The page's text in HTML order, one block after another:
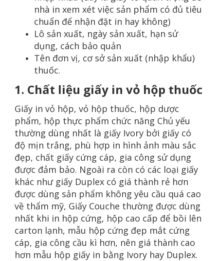
nhà in xem xét việc sản phẩm có đủ tiêu
chuẩn để nhận đặt in hay không)
Lô sản xuất, ngày sản xuất, hạn sử
dụng, cách bảo quản
Tên đơn vị, cơ sở sản xuất (nhập khẩu)
thuốc.
1. Chất liệu giấy in vỏ hộp thuốc
Giấy in vỏ hộp, vỏ hộp thuốc, hộp dược
phẩm, hộp thực phẩm chức năng Chủ yếu
thường dùng nhất là giấy Ivory bởi giấy có
độ mịn trắng, phù hợp in hình ảnh màu sắc
đẹp, chất giấy cứng cáp, gia công sử dụng
được đảm bảo. Ngoài ra còn có các loại giấy
khác như giấy Duplex có giá thành rẻ hơn
được dùng sản phẩm không yêu cầu quá cao
về thẩm mỹ, Giấy Couche thường được dùng
nhất khi in hộp cứng, hộp cao cấp để bồi lên
carton lạnh, mẫu hộp cứng đẹp mắt cứng
cáp, gia công cầu kì hơn, nên giá thành cao
hơn mẫu hộp giấy in bằng Ivory hay Duplex.